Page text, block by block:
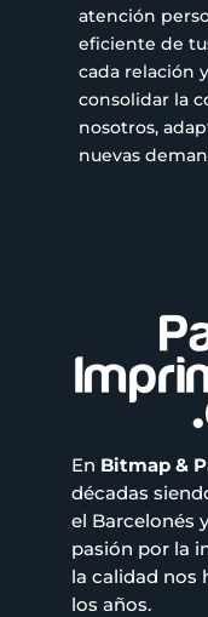
atención
eficiente de
cada relación
consolidar la
nosotros,
nuevas
En Bitmap &
décadas
el Barcelonés
pasión por la
la calidad nos
los años.